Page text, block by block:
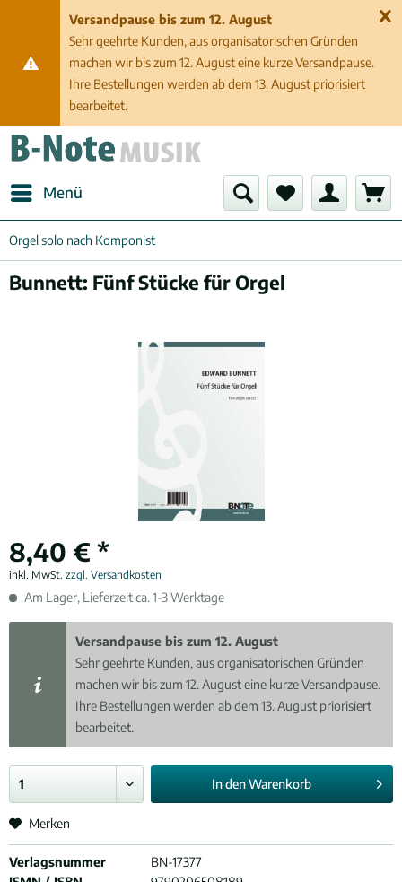
Versandpause bis zum 12. August
Sehr geehrte Kunden, aus organisatorischen Gründen
machen wir bis zum 12. August eine kurze Versandpause.
Ihre Bestellungen werden ab dem 13. August priorisiert
bearbeitet.
Menü
Orgel solo nach Komponist
Bunnett: Fünf Stücke für Orgel
8,40 € *
inkl. MwSt. zzgl. Versandkosten
Am Lager, Lieferzeit ca. 1-3 Werktage
Versandpause bis zum 12. August
Sehr geehrte Kunden, aus organisatorischen Gründen
machen wir bis zum 12. August eine kurze Versandpause.
Ihre Bestellungen werden ab dem 13. August priorisiert
bearbeitet.
In denWarenkorb
Merken
Verlagsnummer
BN-17377